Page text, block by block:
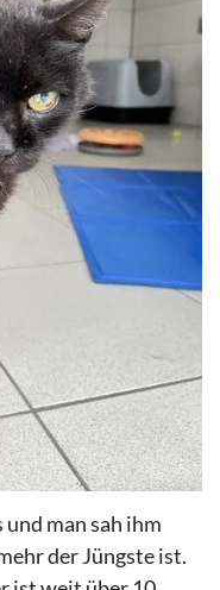
man sah ihm
derJüngsteist.